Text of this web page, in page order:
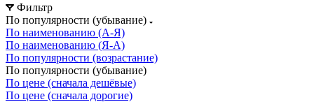
Фильтр
По популярности (убывание)
По наименованию (А-Я)
По наименованию (Я-А)
По популярности (возрастание)
По популярности (убывание)
По цене (сначала дешёвые)
По цене (сначала дорогие)